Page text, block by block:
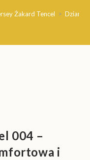
Żakard Tencel >
004 –
i